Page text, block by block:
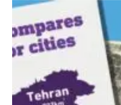
GIDA
MARKALARININ
BILMESI
GEREKENLER